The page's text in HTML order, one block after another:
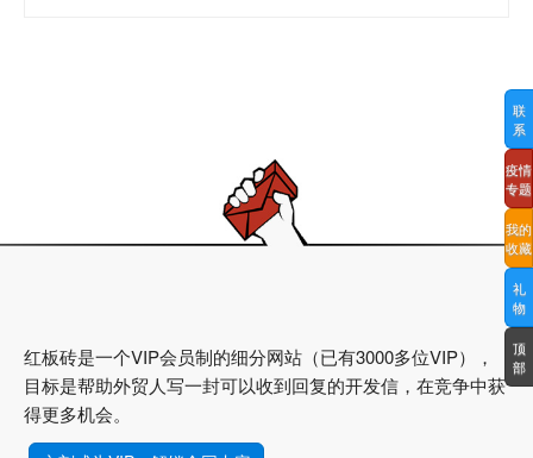
红板砖是一个VIP会员制的细分网站（已有3000多位VIP），
目标是帮助外贸人写一封可以收到回复的开发信，在竞争中获
得更多机会。
联
系
疫情
专题
我的
收藏
礼
物
顶
部